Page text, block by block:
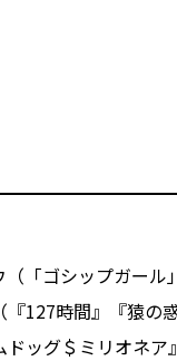
「ゴシップガール
127時間』『猿の
ッグ＄ミリオネ